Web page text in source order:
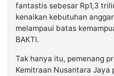
fantastis sebesar Rp1,3
kenaikan kebutuhan
melampaui batas
BAKTI.
Tak hanya itu, pemenang
Kemitraan Nusantara Jaya